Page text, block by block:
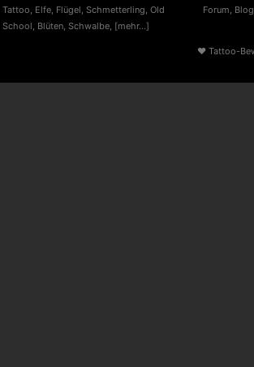
Tattoo, Elfe, Flügel, Schmetterling, Old
School, Blüten, Schwalbe, [mehr...]
Forum, Blog
♥ Tattoo-